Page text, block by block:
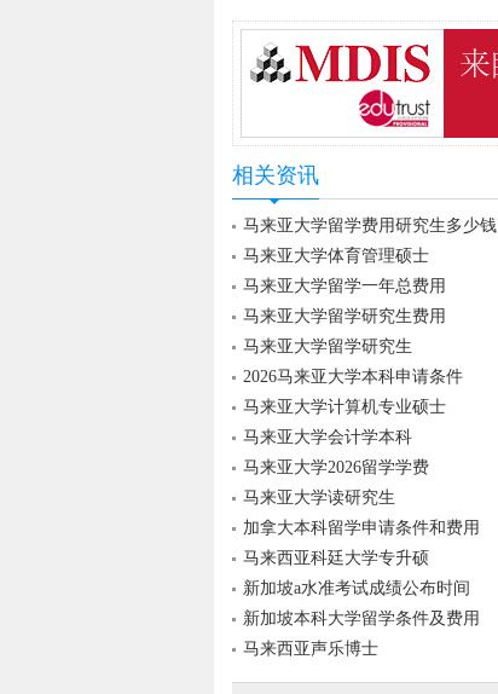
相关资讯
马来亚大学留学费用研究生多少钱
马来亚大学体育管理硕士
马来亚大学留学一年总费用
马来亚大学留学研究生费用
马来亚大学留学研究生
2026马来亚大学本科申请条件
马来亚大学计算机专业硕士
马来亚大学会计学本科
马来亚大学2026留学学费
马来亚大学读研究生
加拿大本科留学申请条件和费用
马来西亚科廷大学专升硕
新加坡a水准考试成绩公布时间
新加坡本科大学留学条件及费用
马来西亚声乐博士